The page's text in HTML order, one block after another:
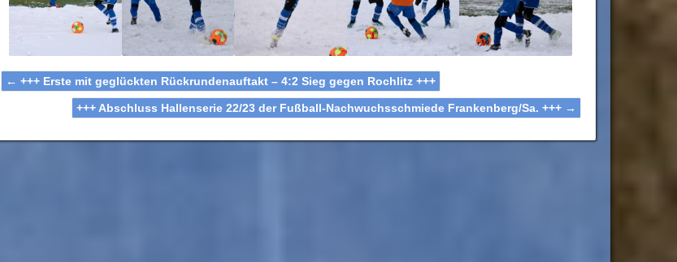
← +++ Erste mit geglückten Rückrundenauftakt – 4:2 Sieg gegen Rochlitz +++
+++ Abschluss Hallenserie 22/23 der Fußball-Nachwuchsschmiede Frankenberg/Sa. +++ →